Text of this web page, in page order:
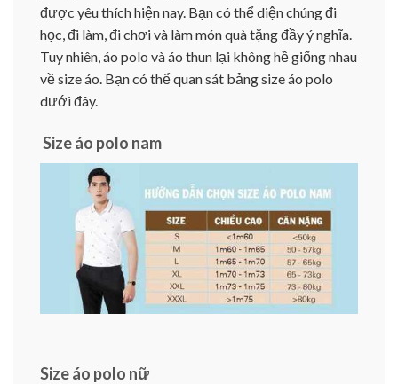
được yêu thích hiện nay. Bạn có thể diện chúng đi
học, đi làm, đi chơi và làm món quà tặng đầy ý nghĩa.
Tuy nhiên, áo polo và áo thun lại không hề giống nhau
về size áo. Bạn có thể quan sát bảng size áo polo
dưới đây.
Size áo polo nam
Size áo polo nữ